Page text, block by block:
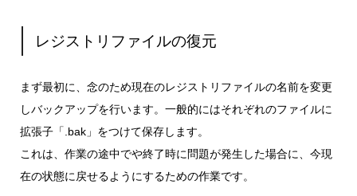
レジストリファイルの復元
まず最初に、念のため現在のレジストリファイルの名前を変更
しバックアップを行います。一般的にはそれぞれのファイルに
拡張子「.bak」をつけて保存します。
これは、作業の途中でや終了時に問題が発生した場合に、今現
在の状態に戻せるようにするための作業です。